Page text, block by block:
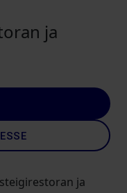
ja
ja